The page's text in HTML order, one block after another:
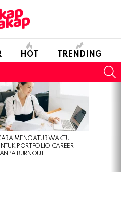
HOT TRENDING
MENGATUR WAKTU
PORTFOLIO CAREER
TANPA BURNOUT